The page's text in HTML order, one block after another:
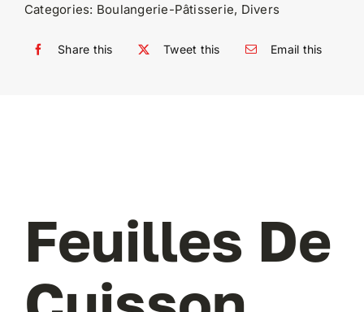
Categories: Boulangerie-Pâtisserie, Divers
Share this Tweet this Email this
Feuilles De